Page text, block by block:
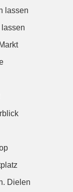
lassen
Dielen